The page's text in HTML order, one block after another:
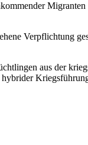
Migranten
Verpflichtung
aus der